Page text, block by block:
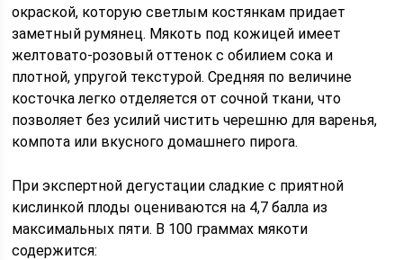
окраской, которую светлым костянкам придает
заметный румянец. Мякоть под кожицей имеет
желтовато-розовый оттенок с обилием сока и
плотной, упругой текстурой. Средняя по величине
косточка легко отделяется от сочной ткани, что
позволяет без усилий чистить черешню для варенья,
компота или вкусного домашнего пирога.
При экспертной дегустации сладкие с приятной
кислинкой плоды оцениваются на 4,7 балла из
максимальных пяти. В 100 граммах мякоти
содержится: